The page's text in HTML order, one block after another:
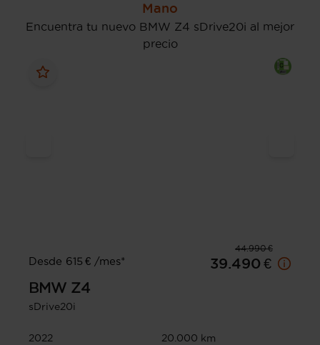
Mano
Encuentra tu nuevo BMW Z4 sDrive20i al mejor
precio
44.990 €
Desde 615 € /mes*
39.490 €
BMW Z4
sDrive20i
2022
20.000 km